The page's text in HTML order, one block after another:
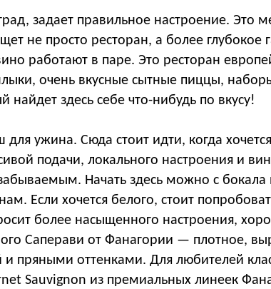
задает правильное настроение. Это
не просто ресторан, а более глубокое
работают в паре. Это ресторан
очень вкусные сытные пиццы,
здесь себе что-нибудь по вкусу!
ужина. Сюда стоит идти, когда
подачи, локального настроения и
Начать здесь можно с бокала
Если хочется белого, стоит
более насыщенного настроения,
Саперави от Фанагории — плотное,
пряными оттенками. Для любителей
Sauvignon из премиальных линеек